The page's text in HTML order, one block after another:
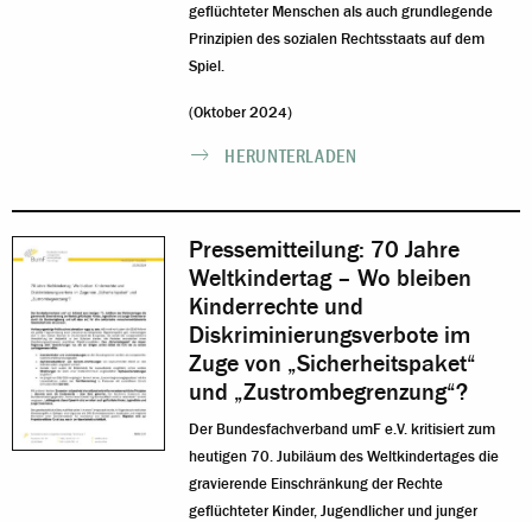
geflüchteter Menschen als auch grundlegende
Prinzipien des sozialen Rechtsstaats auf dem
Spiel.
(Oktober 2024)
HERUNTERLADEN
Pressemitteilung: 70 Jahre
Weltkindertag – Wo bleiben
Kinderrechte und
Diskriminierungsverbote im
Zuge von „Sicherheitspaket“
und „Zustrombegrenzung“?
Der Bundesfachverband umF e.V. kritisiert zum
heutigen 70. Jubiläum des Weltkindertages die
gravierende Einschränkung der Rechte
geflüchteter Kinder, Jugendlicher und junger